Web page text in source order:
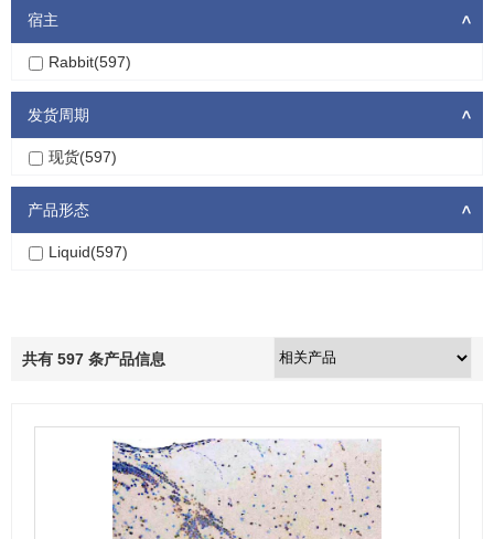
宿主 >
Rabbit(597)
发货周期 >
现货(597)
产品形态 >
Liquid(597)
共有 597 条产品信息